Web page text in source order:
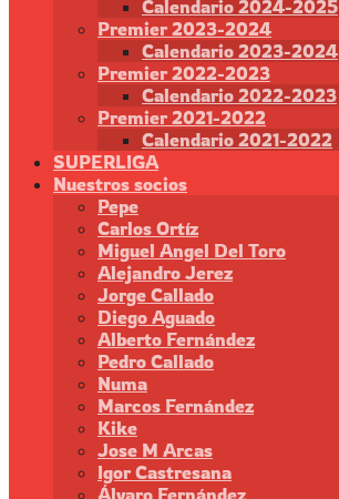
Calendario 2024-2025
Premier 2023-2024
Calendario 2023-2024
Premier 2022-2023
Calendario 2022-2023
Premier 2021-2022
Calendario 2021-2022
SUPERLIGA
Nuestros socios
Pepe
Carlos Ortíz
Miguel Angel Del Toro
Alejandro Jerez
Jorge Callado
Diego Aguado
Alberto Fernández
Pedro Callado
Numa
Marcos Fernández
Kike
Jose M Arcas
Igor Castresana
Álvaro Fernández